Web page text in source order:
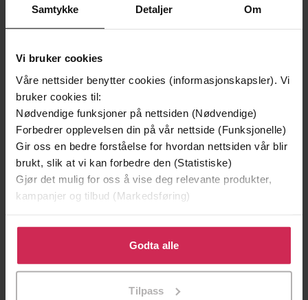
Samtykke Detaljer Om
Vi bruker cookies
Våre nettsider benytter cookies (informasjonskapsler). Vi
bruker cookies til:
Nødvendige funksjoner på nettsiden (Nødvendige)
Forbedrer opplevelsen din på vår nettside (Funksjonelle)
Gir oss en bedre forståelse for hvordan nettsiden vår blir
brukt, slik at vi kan forbedre den (Statistiske)
Gjør det mulig for oss å vise deg relevante produkter,
kampanjer og tilbud (Markedsføring)
Klikk på «Godta alle» for å gi oss ditt samtykke til å
bruke cookies for alle disse formålene. Du kan også
tilpasse ditt samtykke til spesifikke formål ved å klikke
Godta alle
Tilpass
199,-
Minnesota
Jo Nesbø
Jørn Lier Horst